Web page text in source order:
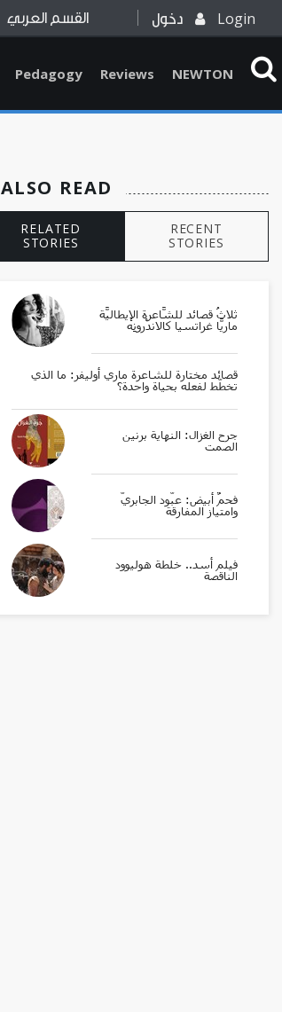
القسم العربي دخول Login
Pedagogy Reviews NEWTON
ALSO READ
RELATED
STORIES
RECENT
STORIES
ثلاثُ قصائد للشَّاعرة الإيطاليَّة
ماريَّا غراتسيا كالاندْرونِه
قصائد مختارة للشاعرة ماري أوليفر: ما الذي
تخطّط لفعله بحياة واحدة؟
جرح الغزال: النهاية برنين
الصمت
فحمٌ أبيض: عبّود الجابريّ
وامتياز المفارقة
فيلم أسد.. خلطة هوليوود
الناقصة